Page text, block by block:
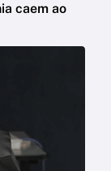
caem ao